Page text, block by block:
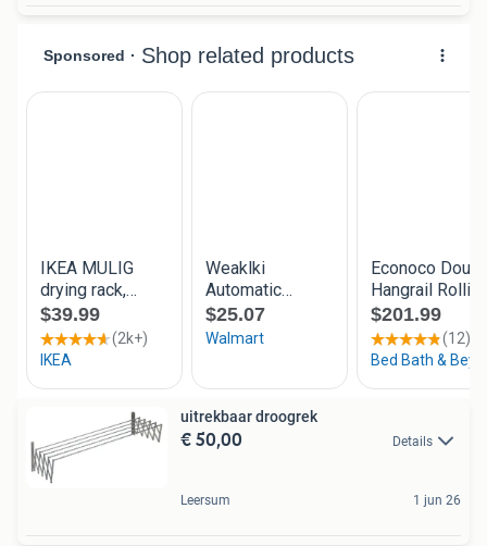
uitrekbaar droogrek
€ 50,00 Details
Leersum 1 jun 26